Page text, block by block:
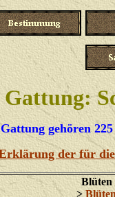
Gattung:
gehören
der für
Blüten
>